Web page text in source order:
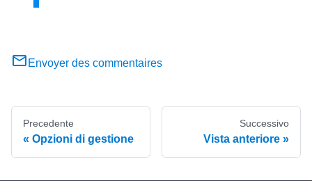
Envoyer des commentaires
Precedente
Opzioni di gestione
Successivo
Vista anteriore